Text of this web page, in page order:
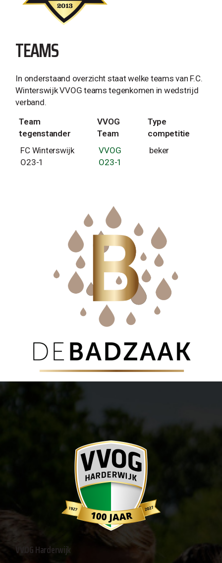
TEAMS
In onderstaand overzicht staat welke teams van F.C.
Winterswijk VVOG teams tegenkomen in wedstrijd
verband.
Team
tegenstander
VVOG
Team
Type
competitie
FC Winterswijk
O23-1
VVOG
O23-1
beker
VVOG Harderwijk